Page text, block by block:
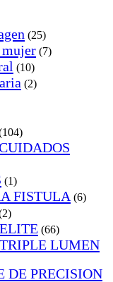
(25)
mujer (7)
(10)
(2)
(1)
FISTULA (6)
(66)
LUMEN
DE PRECISION